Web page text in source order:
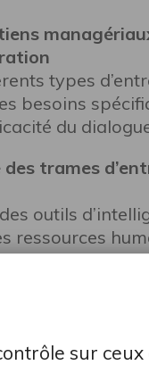
sur
types
besoins
du
trames
outils
ressources
et la
des trames
outils